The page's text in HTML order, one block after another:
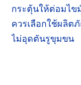
กระตุ้นให้ต่อมไ
ควรเลือกใช้ผลิต
ไม่อุดตันรูขุมขน